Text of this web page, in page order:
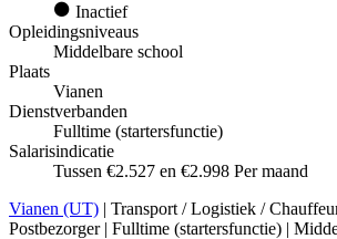
Inactief
Opleidingsniveaus
Middelbare school
Plaats
Vianen
Dienstverbanden
Fulltime (startersfunctie)
Salarisindicatie
Tussen €2.527 en €2.998 Per maand
Vianen (UT) | Transport / Logistiek /
Postbezorger | Fulltime (startersfunctie) |